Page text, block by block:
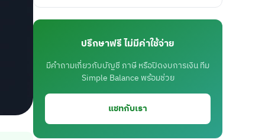
ปรึกษาฟรี ไม่มีค่าใช้จ่าย
มีคำถามเกี่ยวกับบัญชี ภาษี หรือปิดงบการเงิน ทีม
Simple Balance พร้อมช่วย
แชทกับเรา